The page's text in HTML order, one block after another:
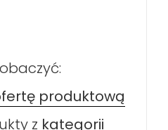
produktową
z kategorii